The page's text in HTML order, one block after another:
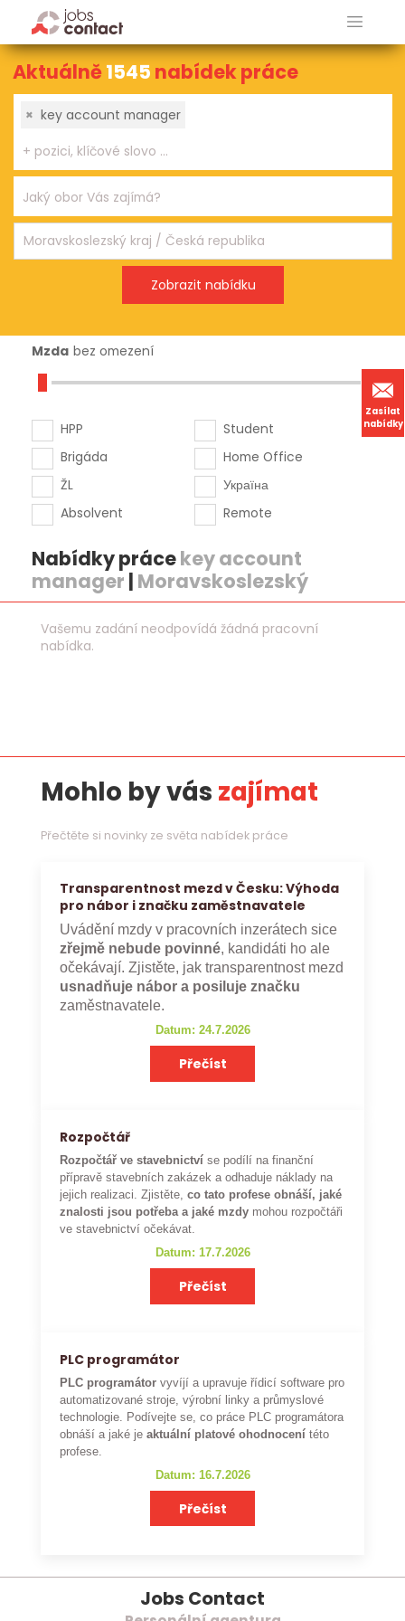
Zasílat
nabídky
Aktuálně1545 nabídek práce
× key account manager
Mzda bez omezení
HPP
Brigáda
ŽL
Absolvent
Student
Home Office
Україна
Remote
Nabídky prácekey account
manager | Moravskoslezský
Vašemu zadání neodpovídá žádná pracovní
nabídka.
Mohlo by vás zajímat
Přečtěte si novinky ze světa nabídek práce
Transparentnost mezd v Česku: Výhoda
pro nábor i značku zaměstnavatele
Uvádění mzdy v pracovních inzerátech sice
zřejmě nebude povinné, kandidáti ho ale
očekávají. Zjistěte, jak transparentnost mezd
usnadňuje nábor a posiluje značku
zaměstnavatele.
Datum: 24.7.2026
Přečíst
Rozpočtář
Rozpočtář ve stavebnictví se podílí na finanční
přípravě stavebních zakázek a odhaduje náklady na
jejich realizaci. Zjistěte,co tato profese obnáší, jaké
znalosti jsou potřeba a jaké mzdy mohou rozpočtáři
ve stavebnictví očekávat.
Datum: 17.7.2026
Přečíst
PLC programátor
PLC programátor vyvíjí a upravuje řídicí software pro
automatizované stroje, výrobní linky a průmyslové
technologie. Podívejte se, co práce PLC programátora
obnáší a jaké je aktuální platové ohodnocení této
profese.
Datum: 16.7.2026
Přečíst
Jobs Contact